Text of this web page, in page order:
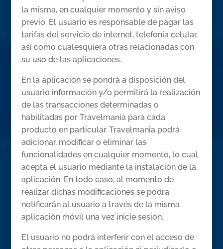
la misma, en cualquier momento y sin aviso
previo. El usuario es responsable de pagar las
tarifas del servicio de internet, telefonía celular,
así como cualesquiera otras relacionadas con
su uso de las aplicaciones.
En la aplicación se pondrá a disposición del
usuario información y/o permitirá la realización
de las transacciones determinadas o
habilitadas por Travelmania para cada
producto en particular. Travelmania podrá
adicionar, modificar o eliminar las
funcionalidades en cualquier momento, lo cual
acepta el usuario mediante la instalación de la
aplicación. En todo caso, al momento de
realizar dichas modificaciones se podrá
notificarán al usuario a través de la misma
aplicación móvil una vez inicie sesión.
El usuario no podrá interferir con el acceso de